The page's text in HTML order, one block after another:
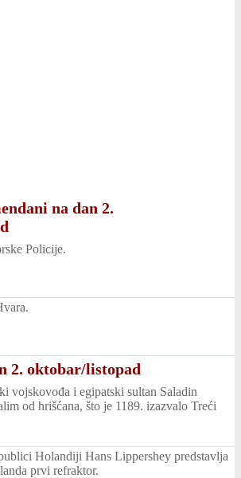
na dan 2.
Policije.
2. oktobar/listopad
vojskovođa i egipatski sultan Saladin
od hrišćana, što je 1189. izazvalo Treći
Holandiji Hans Lippershey predstavlja
prvi refraktor.